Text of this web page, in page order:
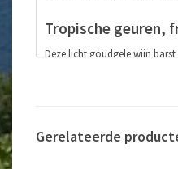
Tropische geuren,
Deze licht goudgele wijn
Gerelateerde